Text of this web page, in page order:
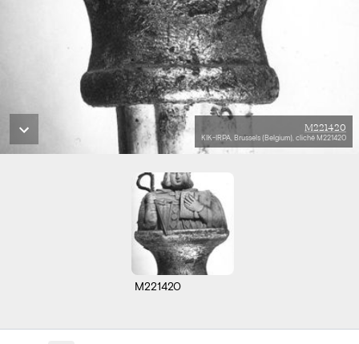
M221420
KIK-IRPA, Brussels (Belgium), cliché M221420
M221420